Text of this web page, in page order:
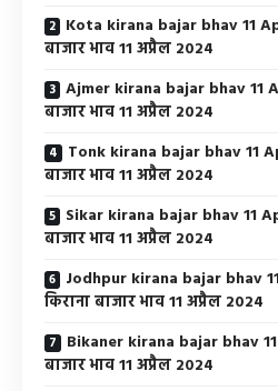
Kota kirana bajar bhav 11
बाजार भाव 11 अप्रैल 2024
Ajmer kirana bajar bhav 11
बाजार भाव 11 अप्रैल 2024
Tonk kirana bajar bhav 11
बाजार भाव 11 अप्रैल 2024
Sikar kirana bajar bhav 11
बाजार भाव 11 अप्रैल 2024
Jodhpur kirana bajar bhav
किराना बाजार भाव 11 अप्रैल 2024
Bikaner kirana bajar bhav
बाजार भाव 11 अप्रैल 2024